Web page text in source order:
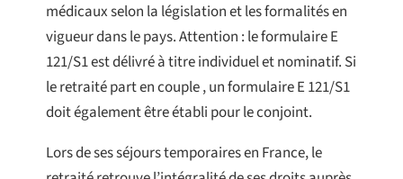
médicaux selon la législation et les formalités en
vigueur dans le pays. Attention : le formulaire E
121/S1 est délivré à titre individuel et nominatif. Si
le retraité part en couple , un formulaire E 121/S1
doit également être établi pour le conjoint.
Lors de ses séjours temporaires en France, le